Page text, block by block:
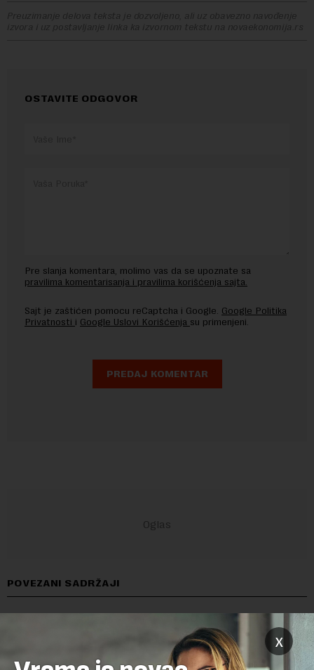
Preuzimanje delova teksta je dozvoljeno, ali uz obavezno navođenje
izvora i uz postavljanje linka ka izvornom tekstu na novaekonomija.rs
OSTAVITE ODGOVOR
Pre slanja komentara, molimo vas da se upoznate sa
pravilima komentarisanja i pravilima korišćenja sajta.
Sajt je zaštićen pomocu reCaptcha i Google. Google Politika
Privatnosti i Google Uslovi Korišćenja su primenjeni.
POVEZANI SADRŽAJI
x